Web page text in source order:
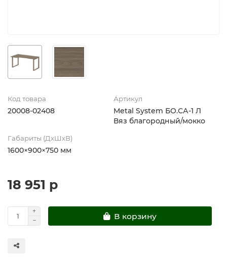
Код товара
20008-02408
Артикул
Metal System БО.СА-1 Л
Вяз благородный/мокко
Габариты (ДхШхВ)
1600×900×750 мм
18 951 р
В корзину